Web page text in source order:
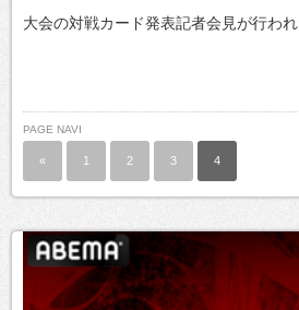
大会の対戦カード発表記者会見が行わ
PAGE NAVI
« 1 2 3 4